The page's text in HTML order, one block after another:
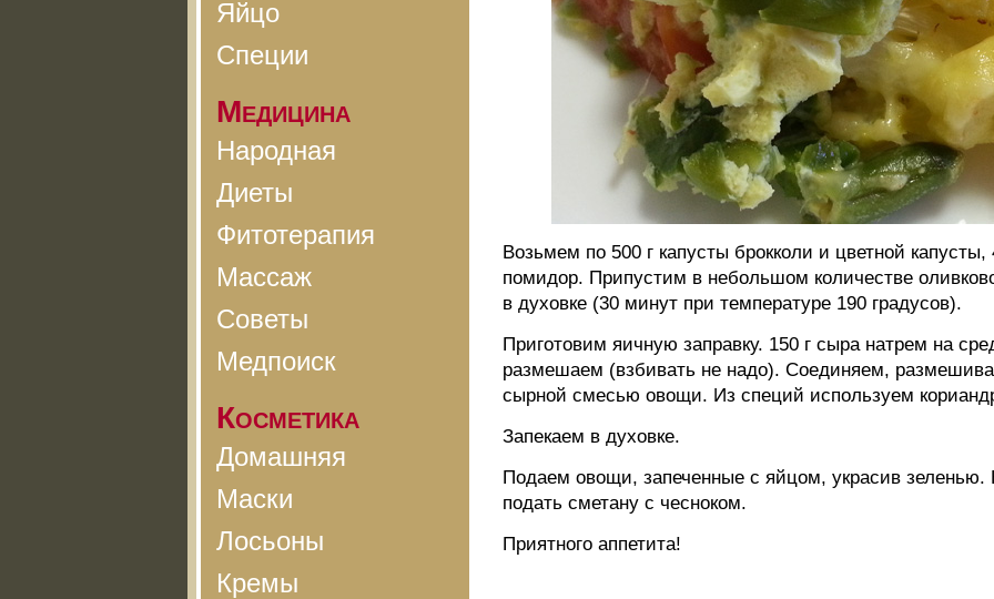
Яйцо
Специи
Медицина
Народная
Диеты
Фитотерапия
Массаж
Советы
Медпоиск
Косметика
Домашняя
Маски
Лосьоны
Кремы
Возьмем по 500 г капусты брокколи и цветной
помидор. Припустим в небольшом количестве
в духовке (30 минут при температуре 190 градусов).
Приготовим яичную заправку. 150 г сыра натрем на
размешаем (взбивать не надо). Соединяем,
сырной смесью овощи. Из специй используем
Запекаем в духовке.
Подаем овощи, запеченные с яйцом, украсив зеленью.
подать сметану с чесноком.
Приятного аппетита!